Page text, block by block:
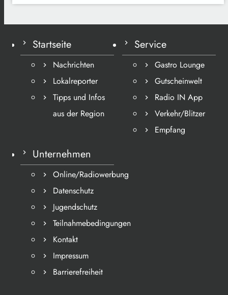
Startseite
Nachrichten
Lokalreporter
Tipps und Infos
aus der Region
Service
Gastro Lounge
Gutscheinwelt
Radio IN App
Verkehr/Blitzer
Empfang
Unternehmen
Online/Radiowerbung
Datenschutz
Jugendschutz
Teilnahmebedingungen
Kontakt
Impressum
Barrierefreiheit